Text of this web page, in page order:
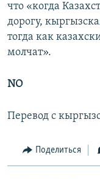
что «когда
дорогу,
тогда как
молчат».
NO
Перевод с
Поделиться